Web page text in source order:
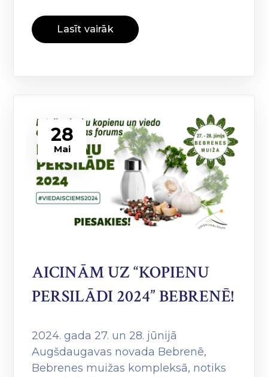
Lasīt vairāk
28
Mai
AICINĀM UZ “KOPIENU
PERSILĀDI 2024” BEBRENĒ!
2024. gada 27. un 28. jūnijā
Augšdaugavas novada Bebrenē,
Bebrenes muižas kompleksā, notiks